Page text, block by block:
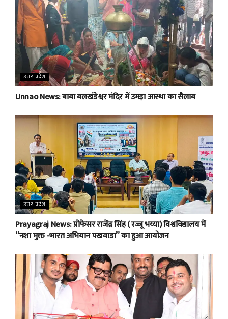
उत्तर प्रदेश
Unnao News: बाबा बलखंडेश्वर मंदिर में उमड़ा आस्था का सैलाब
उत्तर प्रदेश
Prayagraj News: प्रोफेसर राजेंद्र सिंह ( रज्जू भय्या) विश्वविद्यालय में
“नशा मुक्त -भारत अभियान पखवाडा” का हुआ आयोजन